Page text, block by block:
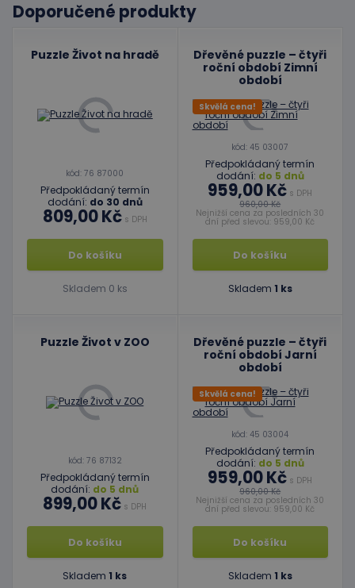
Doporučené produkty
Puzzle Život na hradě
kód: 76 87000
Předpokládaný termín
dodání: do 30 dnů
809,00 Kčs DPH
Do košíku
Skladem 0 ks
Dřevěné puzzle – čtyři
roční období Zimní
období
Skvělá cena!
kód: 45 03007
Předpokládaný termín
dodání: do 5 dnů
959,00 Kč s DPH
960,00 Kč
Nejnižší cena za posledních 30
dní před slevou: 959,00 Kč
Do košíku
Skladem 1 ks
Puzzle Život v ZOO
kód: 76 87132
Předpokládaný termín
dodání: do 5 dnů
899,00 Kč s DPH
Do košíku
Skladem 1 ks
Dřevěné puzzle – čtyři
roční období Jarní
období
Skvělá cena!
kód: 45 03004
Předpokládaný termín
dodání: do 5 dnů
959,00 Kč s DPH
960,00 Kč
Nejnižší cena za posledních 30
dní před slevou: 959,00 Kč
Do košíku
Skladem 1 ks